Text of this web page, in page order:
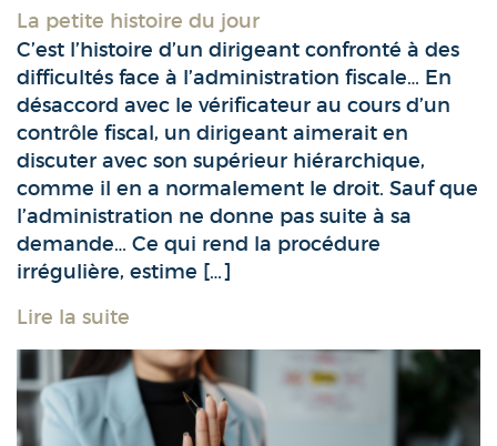
La petite histoire du jour
C’est l’histoire d’un dirigeant confronté à des
difficultés face à l’administration fiscale… En
désaccord avec le vérificateur au cours d’un
contrôle fiscal, un dirigeant aimerait en
discuter avec son supérieur hiérarchique,
comme il en a normalement le droit. Sauf que
l’administration ne donne pas suite à sa
demande… Ce qui rend la procédure
irrégulière, estime […]
Lire la suite